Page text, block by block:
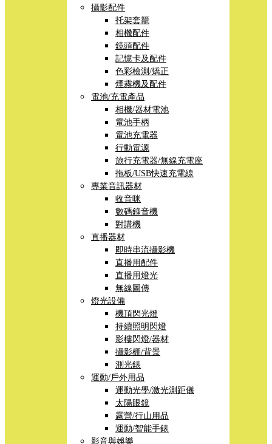
攝影配件
托架套籠
相機配件
鏡頭配件
記憶卡及配件
色彩檢測/矯正
煙霧機及配件
電池/充電產品
相機/器材電池
電池手柄
電池充電器
行動電源
旅行充電器/無線充電座
拖板/USB快速充電線
專業音訊器材
收音咪
數碼錄音機
對講機
直播器材
即時串流攝影機
直播用配件
直播用燈光
無線圖傳
燈光設備
機頂閃光燈
持續照明閃燈
影樓閃燈/器材
攝影棚/背景
測光錶
運動/戶外用品
運動光學/激光測距儀
太陽眼鏡
露營/行山用品
運動/智能手錶
影音與娛樂